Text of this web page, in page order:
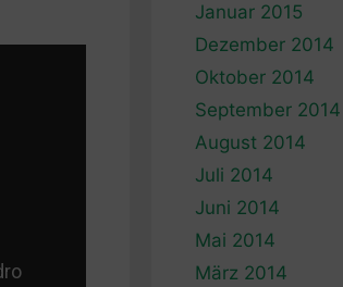
Januar 2015
Dezember 2014
Oktober 2014
September 2014
August 2014
Juli 2014
Juni 2014
Mai 2014
März 2014